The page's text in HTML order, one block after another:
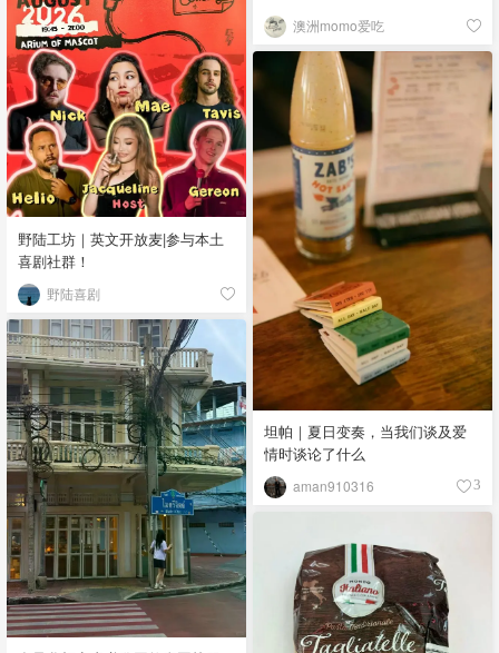
澳洲momo爱吃
野陆工坊｜英文开放麦|参与本土
喜剧社群！
野陆喜剧
坦帕｜夏日变奏，当我们谈及爱
情时谈论了什么
aman910316 3